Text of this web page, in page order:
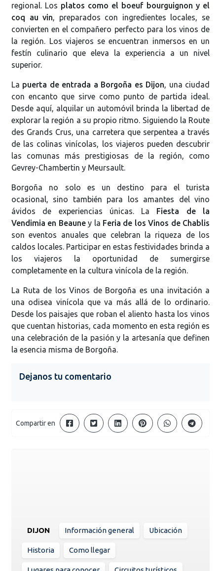
regional. Los platos como el boeuf bourguignon y el
coq au vin, preparados con ingredientes locales, se
convierten en el compañero perfecto para los vinos de
la región. Los viajeros se encuentran inmersos en un
festín culinario que eleva la experiencia a un nivel
superior.
La puerta de entrada a Borgoña es Dijon, una ciudad
con encanto que sirve como punto de partida ideal.
Desde aquí, alquilar un automóvil brinda la libertad de
explorar la región a su propio ritmo. Siguiendo la Route
des Grands Crus, una carretera que serpentea a través
de las colinas vinícolas, los viajeros pueden descubrir
las comunas más prestigiosas de la región, como
Gevrey-Chambertin y Meursault.
Borgoña no solo es un destino para el turista
ocasional, sino también para los amantes del vino
ávidos de experiencias únicas. La Fiesta de la
Vendimia en Beauney la Feria de los Vinos de Chablis
son eventos anuales que celebran la riqueza de los
caldos locales. Participar en estas festividades brinda a
los viajeros la oportunidad de sumergirse
completamente en la cultura vinícola de la región.
La Ruta de los Vinos de Borgoña es una invitación a
una odisea vinícola que va más allá de lo ordinario.
Desde los paisajes que roban el aliento hasta los vinos
que cuentan historias, cada momento en esta región es
una celebración de la pasión y la artesanía que definen
la esencia misma de Borgoña.
Dejanos tu comentario
Compartir en
DIJON Información general Ubicación
Historia Como llegar